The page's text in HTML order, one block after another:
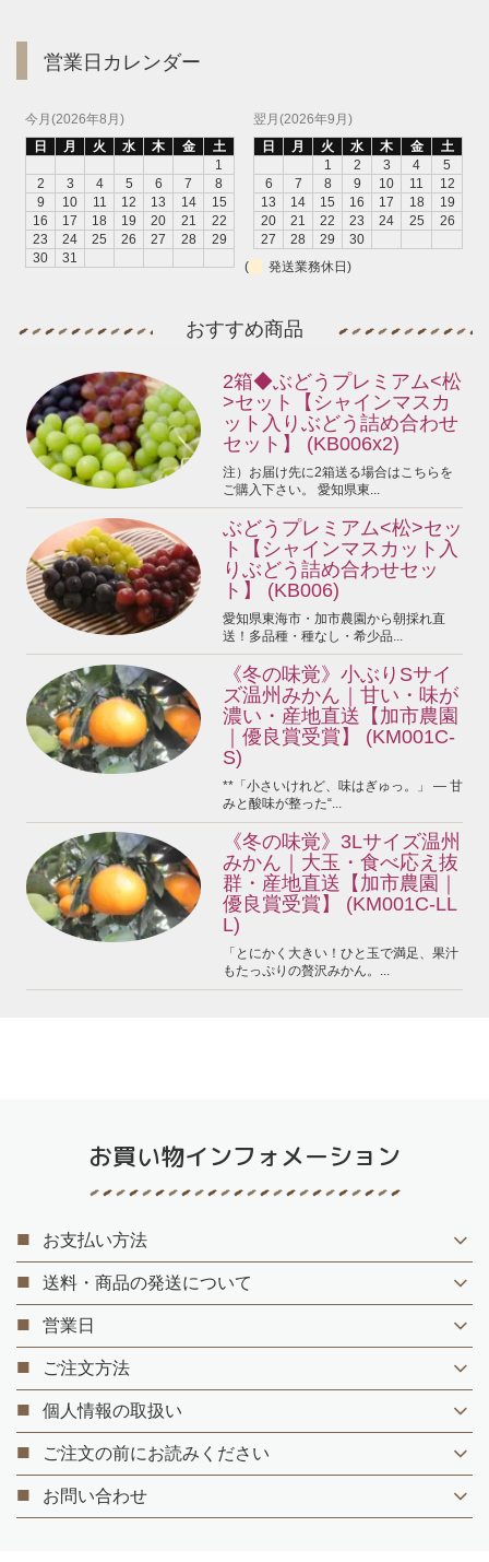
営業日カレンダー
今月(2026年8月)
日
月 火 水 木 金
土
1
2
3 4 5 6 7
8
9
10 11 12 13 14
15
16
17 18 19 20 21
22
23
24 25 26 27 28
29
30
31
翌月(2026年9月)
日
月 火 水 木 金
土
1
2 3 4
5
6
7 8 9 10 11
12
13
14 15 16 17 18
19
20
21 22 23 24 25
26
27
28 29
30
(
発送業務休日)
おすすめ商品
2箱◆ぶどうプレミアム<松
>セット【シャインマスカ
ット入りぶどう詰め合わせ
セット】 (KB006x2)
注）お届け先に2箱送る場合はこちらを
ご購入下さい。 愛知県東...
ぶどうプレミアム<松>セッ
ト【シャインマスカット入
りぶどう詰め合わせセッ
ト】 (KB006)
愛知県東海市・加市農園から朝採れ直
送！多品種・種なし・希少品...
《冬の味覚》小ぶりSサイ
ズ温州みかん｜甘い・味が
濃い・産地直送【加市農園
｜優良賞受賞】 (KM001C-
S)
**「小さいけれど、味はぎゅっ。」 ― 甘
みと酸味が整った“...
《冬の味覚》3Lサイズ温州
みかん｜大玉・食べ応え抜
群・産地直送【加市農園｜
優良賞受賞】 (KM001C-LL
L)
「とにかく大きい！ひと玉で満足、果汁
もたっぷりの贅沢みかん。...
お買い物インフォメーション
お支払い方法
送料・商品の発送について
営業日
ご注文方法
個人情報の取扱い
ご注文の前にお読みください
お問い合わせ